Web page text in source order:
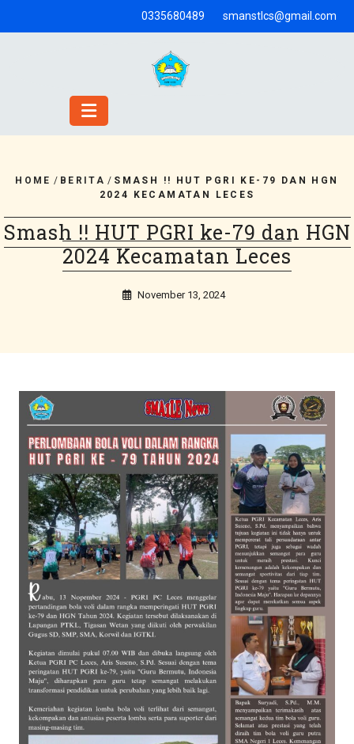
0335680489 smanstlcs@gmail.com
HOME / BERITA / SMASH !! HUT PGRI KE-79 DAN HGN
2024 KECAMATAN LECES
Smash !! HUT PGRI ke-79 dan HGN
2024 Kecamatan Leces
November 13, 2024